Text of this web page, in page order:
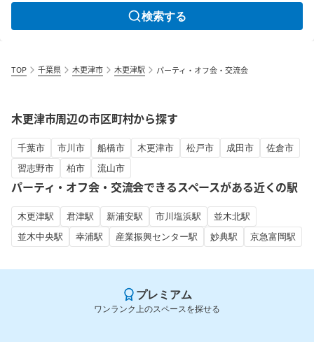
検索する
TOP 千葉県 木更津市 木更津駅 パーティ・オフ会・交流会
木更津市周辺の市区町村から探す
千葉市 市川市 船橋市 木更津市 松戸市 成田市
佐倉市
習志野市
柏市 流山市
パーティ・オフ会・交流会できるスペースがある近くの駅
木更津駅 君津駅 新浦安駅 市川塩浜駅
並木北駅
並木中央駅
幸浦駅 産業振興センター駅 妙典駅 京急富岡駅
プレミアム
ワンランク上のスペースを探せる